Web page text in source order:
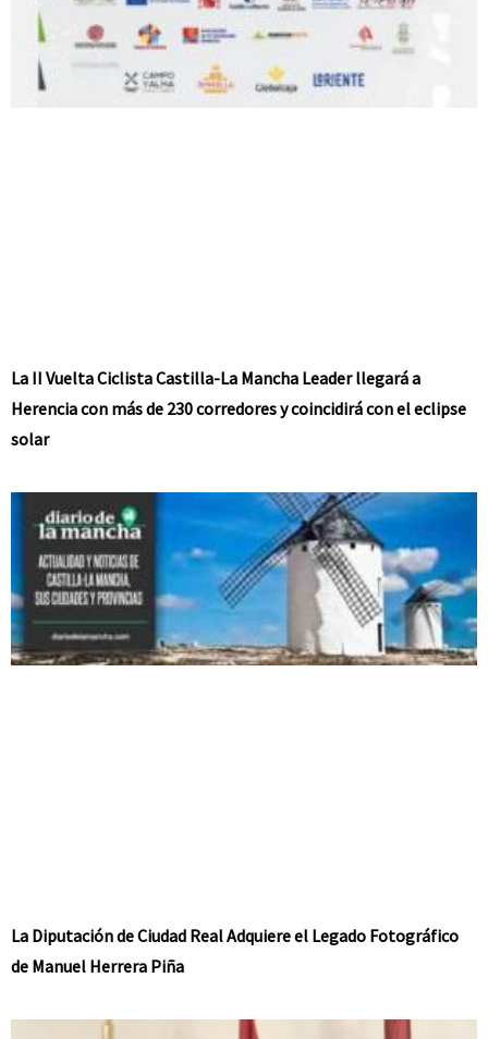
La II Vuelta Ciclista Castilla-La Mancha Leader llegará a
Herencia con más de 230 corredores y coincidirá con el eclipse
solar
La Diputación de Ciudad Real Adquiere el Legado Fotográfico
de Manuel Herrera Piña